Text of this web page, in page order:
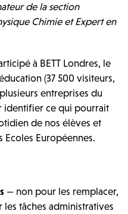
de la section
Chimie et Expert en
à BETT Londres, le
(37 500 visiteurs,
entreprises du
identifier ce qui pourrait
de nos élèves et
Ecoles Européennes.
— non pour les remplacer,
tâches administratives